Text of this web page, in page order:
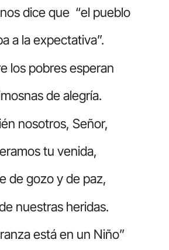
dice que “el pueblo
a la expectativa”.
los pobres esperan
de alegría.
nosotros, Señor,
tu venida,
de gozo y de paz,
nuestras heridas.
está en un Niño”